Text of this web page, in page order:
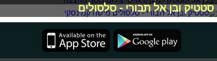
סטטיק ובן אל תבורי - סלסולים